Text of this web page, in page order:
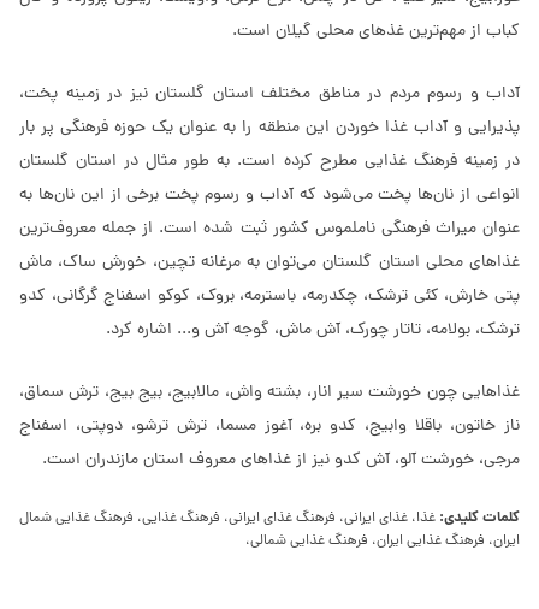
کباب از مهم‌ترین غذهای محلی گیلان است.
آداب و رسوم مردم در مناطق مختلف استان گلستان نیز در زمینه پخت،
پذیرایی و آداب غذا خوردن این منطقه را به عنوان یک حوزه فرهنگی پر بار
در زمینه فرهنگ غذایی مطرح کرده است. به طور مثال در استان گلستان
انواعی از نان‌ها پخت می‌شود که آداب و رسوم پخت برخی از این نان‌ها به
عنوان میراث فرهنگی ناملموس کشور ثبت شده است. از جمله معروف‌ترین
غذاهای محلی استان گلستان می‌توان به مرغانه تچین، خورش ساک، ماش
پتی خارش، کئی ترشک، چکدرمه، باسترمه، بروک، کوکو اسفناج گرگانی، کدو
ترشک، بولامه، تاتار چورک، آش ماش، گوجه آش و... اشاره کرد.
غذاهایی چون خورشت سیر انار، بشته واش، مالابیج، بیج بیج، ترش سماق،
ناز خاتون، باقلا وابیج، کدو بره، آغوز مسما، ترش ترشو، دوپتی، اسفناج
مرجی، خورشت آلو، آش کدو نیز از غذاهای معروف استان مازندران است.
کلمات کلیدی: غذا، غذای ایرانی، فرهنگ غذای ایرانی، فرهنگ غذایی، فرهنگ غذایی شمال
ایران، فرهنگ غذایی ایران، فرهنگ غذایی شمالی،